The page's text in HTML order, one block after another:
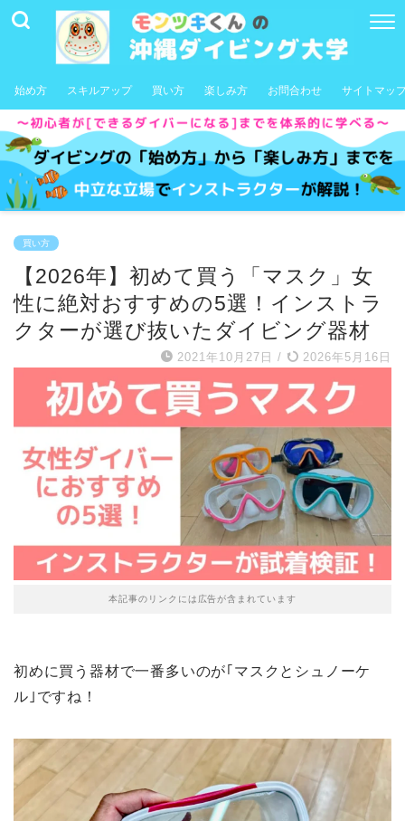
始め方 スキルアップ 買い方 楽しみ方 お問合わせ サイトマッ
買い方
【2026年】初めて買う「マスク」女
性に絶対おすすめの5選！インストラ
クターが選び抜いたダイビング器材
2021年10月27日 / 2026年5月16日
本記事のリンクには広告が含まれています
初めに買う器材で一番多いのが｢マスクとシュノーケ
ル｣ですね！